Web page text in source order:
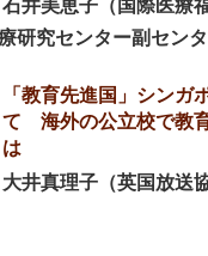
石井美恵子（国際医療
研究センター副センタ
「教育先進国」シンガ
て 海外の公立校で教
は
大井真理子（英国放送